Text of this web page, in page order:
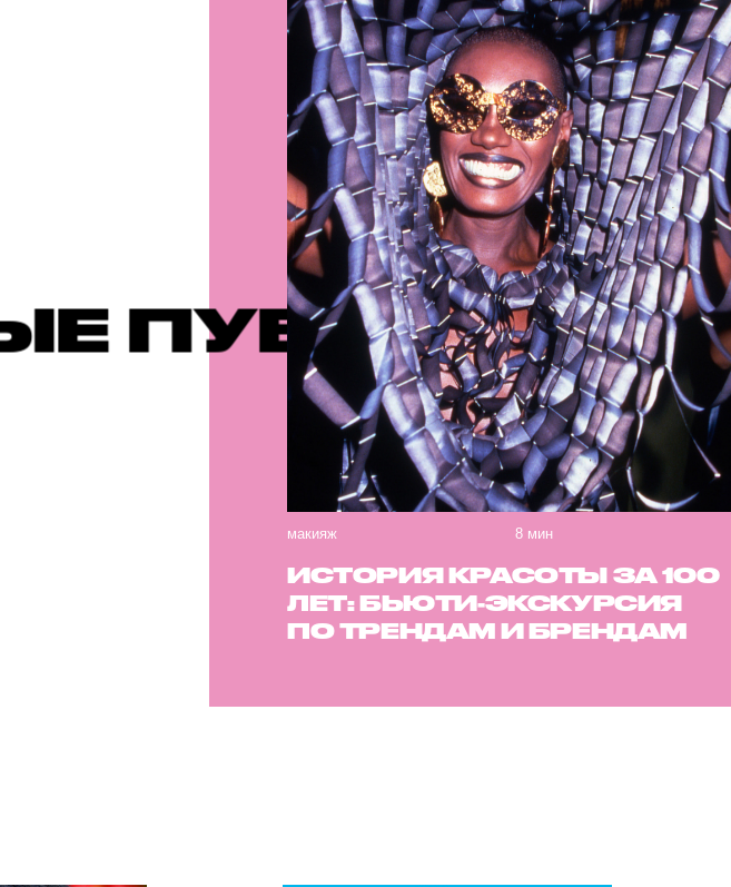
макияж 8 мин
ИСТОРИЯ КРАСОТЫ ЗА 100
ЛЕТ: БЬЮТИ-ЭКСКУРСИЯ
ПО ТРЕНДАМ И БРЕНДАМ